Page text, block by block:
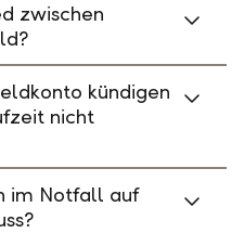
zwischen
kündigen
nicht
im Notfall auf